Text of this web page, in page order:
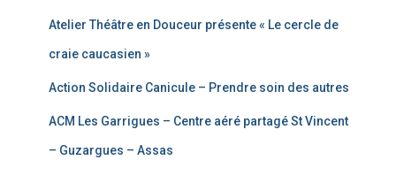
Atelier Théâtre en Douceur présente « Le cercle de
craie caucasien »
Action Solidaire Canicule – Prendre soin des autres
ACM Les Garrigues – Centre aéré partagé St Vincent
– Guzargues – Assas